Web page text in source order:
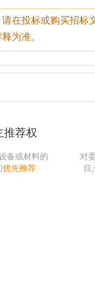
在投标或购买招
为准。
推荐权
备或材料的
优先推荐
对
目